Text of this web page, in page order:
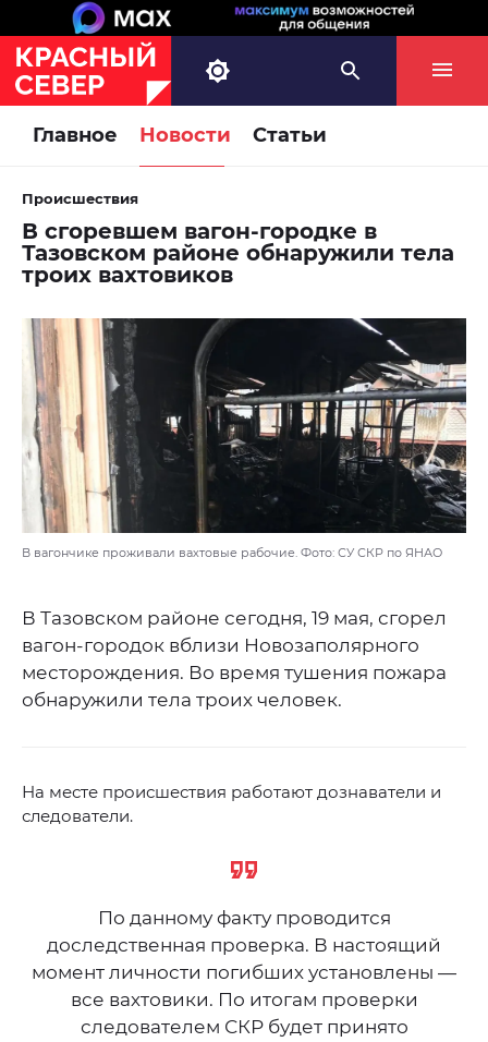
Главное Новости Статьи
Происшествия
В сгоревшем вагон-городке в
Тазовском районе обнаружили тела
троих вахтовиков
В вагончике проживали вахтовые рабочие. Фото: СУ СКР по ЯНАО
В Тазовском районе сегодня, 19 мая, сгорел
вагон-городок вблизи Новозаполярного
месторождения. Во время тушения пожара
обнаружили тела троих человек.
На месте происшествия работают дознаватели и
следователи.
По данному факту проводится
доследственная проверка. В настоящий
момент личности погибших установлены —
все вахтовики. По итогам проверки
следователем СКР будет принято